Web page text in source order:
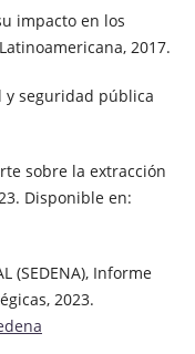
impacto en los
2017.
y seguridad pública
sobre la extracción
Disponible en:
(SEDENA), Informe
2023.